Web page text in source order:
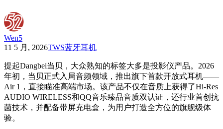
Wen5
11 5 月, 2026TWS蓝牙耳机
提起Dangbei当贝，大众熟知的标签大多是投影仪产品。2026
年初，当贝正式入局音频领域，推出旗下首款开放式耳机——
Air 1，直接瞄准高端市场。该产品不仅在音质上获得了Hi-Res
AUDIO WIRELESS和QQ音乐臻品音质双认证，还行业首创抗
菌技术，并配备带屏充电盒，为用户打造全方位的旗舰级体
验。